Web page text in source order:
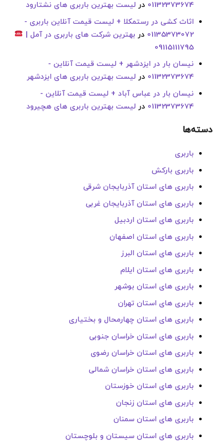
01132373674 درلیست بهترین باربری های نشتارود
اثاث کشی در رستمکلا + لیست قیمت آنلاین باربری -
01135373072 در بهترین شرکت های باربری در آمل |
09115111795
نیسان بار در ایزدشهر + لیست قیمت آنلاین -
01132373674 درلیست بهترین باربری های ایزدشهر
نیسان بار در عباس آباد + لیست قیمت آنلاین -
01132373674 درلیست بهترین باربری های هچیرود
دسته‌ها
باربری
باربری بارکش
باربری های استان آذربایجان شرقی
باربری های استان آذربایجان غربی
باربری های استان اردبیل
باربری های استان اصفهان
باربری های استان البرز
باربری های استان ایلام
باربری های استان بوشهر
باربری های استان تهران
باربری های استان چهارمحال و بختیاری
باربری های استان خراسان جنوبی
باربری های استان خراسان رضوی
باربری های استان خراسان شمالی
باربری های استان خوزستان
باربری های استان زنجان
باربری های استان سمنان
باربری های استان سیستان و بلوچستان